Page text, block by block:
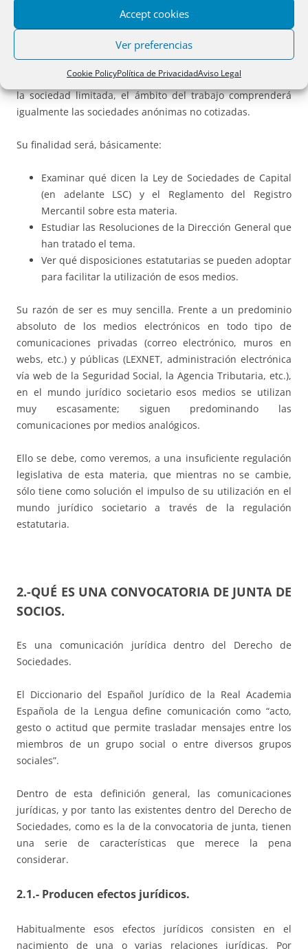
Accept cookies
Ver preferencias
Cookie PolicyPolítica de PrivacidadAviso Legal
eminentemente práctico, qué requisitos hay que cumplir
para que se pueda convocar una junta de socios o
accionistas utilizando medios digitales o electrónicos.
Aunque mantendré la terminología de “socios”, propia de
la sociedad limitada, el ámbito del trabajo comprenderá
igualmente las sociedades anónimas no cotizadas.
Su finalidad será, básicamente:
Examinar qué dicen la Ley de Sociedades de Capital
(en adelante LSC) y el Reglamento del Registro
Mercantil sobre esta materia.
Estudiar las Resoluciones de la Dirección General que
han tratado el tema.
Ver qué disposiciones estatutarias se pueden adoptar
para facilitar la utilización de esos medios.
Su razón de ser es muy sencilla. Frente a un predominio
absoluto de los medios electrónicos en todo tipo de
comunicaciones privadas (correo electrónico, muros en
webs, etc.) y públicas (LEXNET, administración electrónica
vía web de la Seguridad Social, la Agencia Tributaria, etc.),
en el mundo jurídico societario esos medios se utilizan
muy escasamente; siguen predominando las
comunicaciones por medios analógicos.
Ello se debe, como veremos, a una insuficiente regulación
legislativa de esta materia, que mientras no se cambie,
sólo tiene como solución el impulso de su utilización en el
mundo jurídico societario a través de la regulación
estatutaria.
2.-QUÉ ES UNA CONVOCATORIA DE JUNTA DE
SOCIOS.
Es una comunicación jurídica dentro del Derecho de
Sociedades.
El Diccionario del Español Jurídico de la Real Academia
Española de la Lengua define comunicación como “acto,
gesto o actitud que permite trasladar mensajes entre los
miembros de un grupo social o entre diversos grupos
sociales”.
Dentro de esta definición general, las comunicaciones
jurídicas, y por tanto las existentes dentro del Derecho de
Sociedades, como es la de la convocatoria de junta, tienen
una serie de características que merece la pena
considerar.
2.1.- Producen efectos jurídicos.
Habitualmente esos efectos jurídicos consisten en el
nacimiento de una o varias relaciones jurídicas. Por